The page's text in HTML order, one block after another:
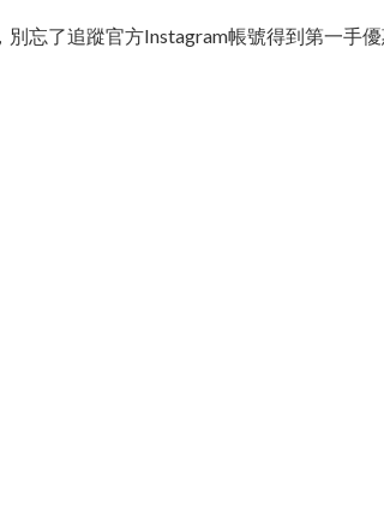
忘了追蹤官方Instagram帳號得到第一手優